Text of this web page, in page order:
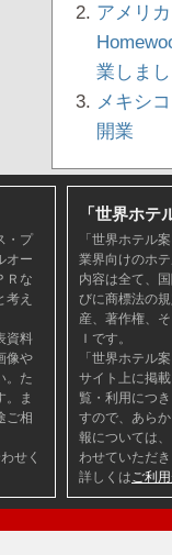
アメリ
業しま
メキシ
開業
・プ
オー
Ｒな
え
資料
像や
。た
。ま
ご相
せく
「世界ホ
「世界ホテル
業界向けのホ
内容は全て、
びに商標法の
産、著作権、
Ｉです。
「世界ホテル
サイト上に掲
覧・利用につ
すので、あら
報については
わせていただ
詳しくはご利